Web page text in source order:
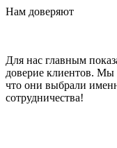
Нам доверяют
Для нас главным
доверие клиентов. Мы
что они выбрали
сотрудничества!